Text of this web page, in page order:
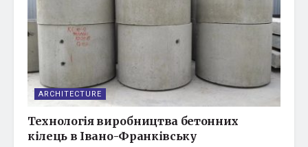
ARCHITECTURE
Технологія виробництва бетонних
кілець в Івано-Франківську